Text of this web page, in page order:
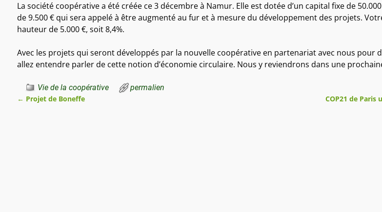
La société coopérative a été créée ce 3 décembre à Namur. Elle est dotée d’un capital fixe de
de 9.500 € qui sera appelé à être augmenté au fur et à mesure du développement des projets.
hauteur de 5.000 €, soit 8,4%.
Avec les projets qui seront développés par la nouvelle coopérative en partenariat avec nous pour
allez entendre parler de cette notion d’économie circulaire. Nous y reviendrons dans une
Vie de la coopérative permalien
← Projet de Boneffe COP21 de Paris